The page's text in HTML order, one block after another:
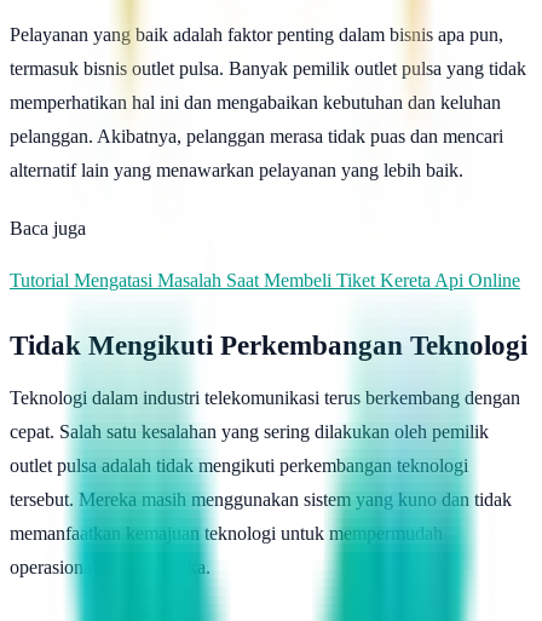
Pelayanan yang baik adalah faktor penting dalam bisnis apa pun,
termasuk bisnis outlet pulsa. Banyak pemilik outlet pulsa yang tidak
memperhatikan hal ini dan mengabaikan kebutuhan dan keluhan
pelanggan. Akibatnya, pelanggan merasa tidak puas dan mencari
alternatif lain yang menawarkan pelayanan yang lebih baik.
Baca juga
Tutorial Mengatasi Masalah Saat Membeli Tiket Kereta Api Online
Tidak Mengikuti Perkembangan Teknologi
Teknologi dalam industri telekomunikasi terus berkembang dengan
cepat. Salah satu kesalahan yang sering dilakukan oleh pemilik
outlet pulsa adalah tidak mengikuti perkembangan teknologi
tersebut. Mereka masih menggunakan sistem yang kuno dan tidak
memanfaatkan kemajuan teknologi untuk mempermudah
operasional bisnis mereka.